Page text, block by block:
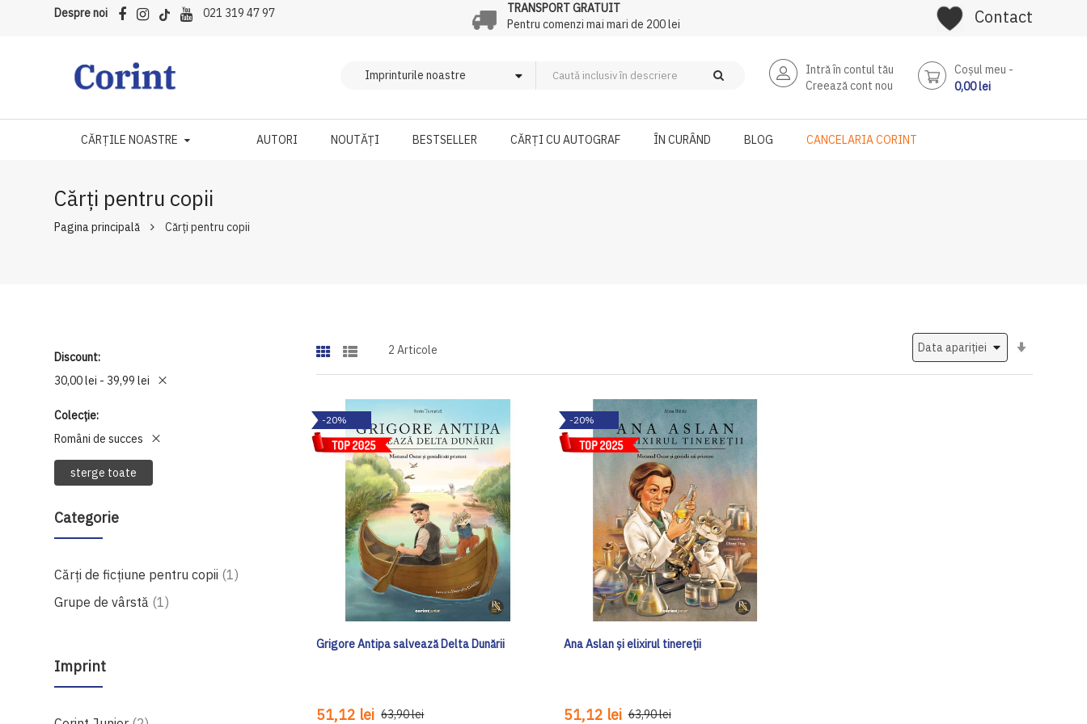
Despre noi 021 319 47 97
TRANSPORT GRATUIT
Pentru comenzi mai mari de 200 lei
Contact
Intră în contul tău
Creează cont nou
Coşul meu
0,00 lei
CĂRȚILE NOASTRE AUTORI NOUTĂȚI BESTSELLER CĂRȚI CU AUTOGRAF ÎN CURÂND BLOG CANCELARIA CORINT
Cărți pentru copii
Pagina principală Cărți pentru copii
Discount
30,00 lei - 39,99 lei
Colecție
Români de succes
sterge toate
Categorie
Cărți de ficțiune pentru copii 1produs
Grupe de vârstă
1produs
Imprint
2 Articole
-20%
Grigore Antipa salvează Delta Dunării
51,12 lei 63,90 lei
-20%
Ana Aslan și elixirul tinereții
51,12 lei 63,90 lei